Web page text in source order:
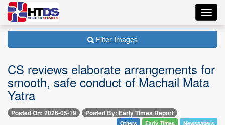
Filter Images
CS reviews elaborate arrangements for
smooth, safe conduct of Machail Mata
Yatra
Posted On: 2026-05-19 Posted By: Early Times Report
Others Early Times Newspapers